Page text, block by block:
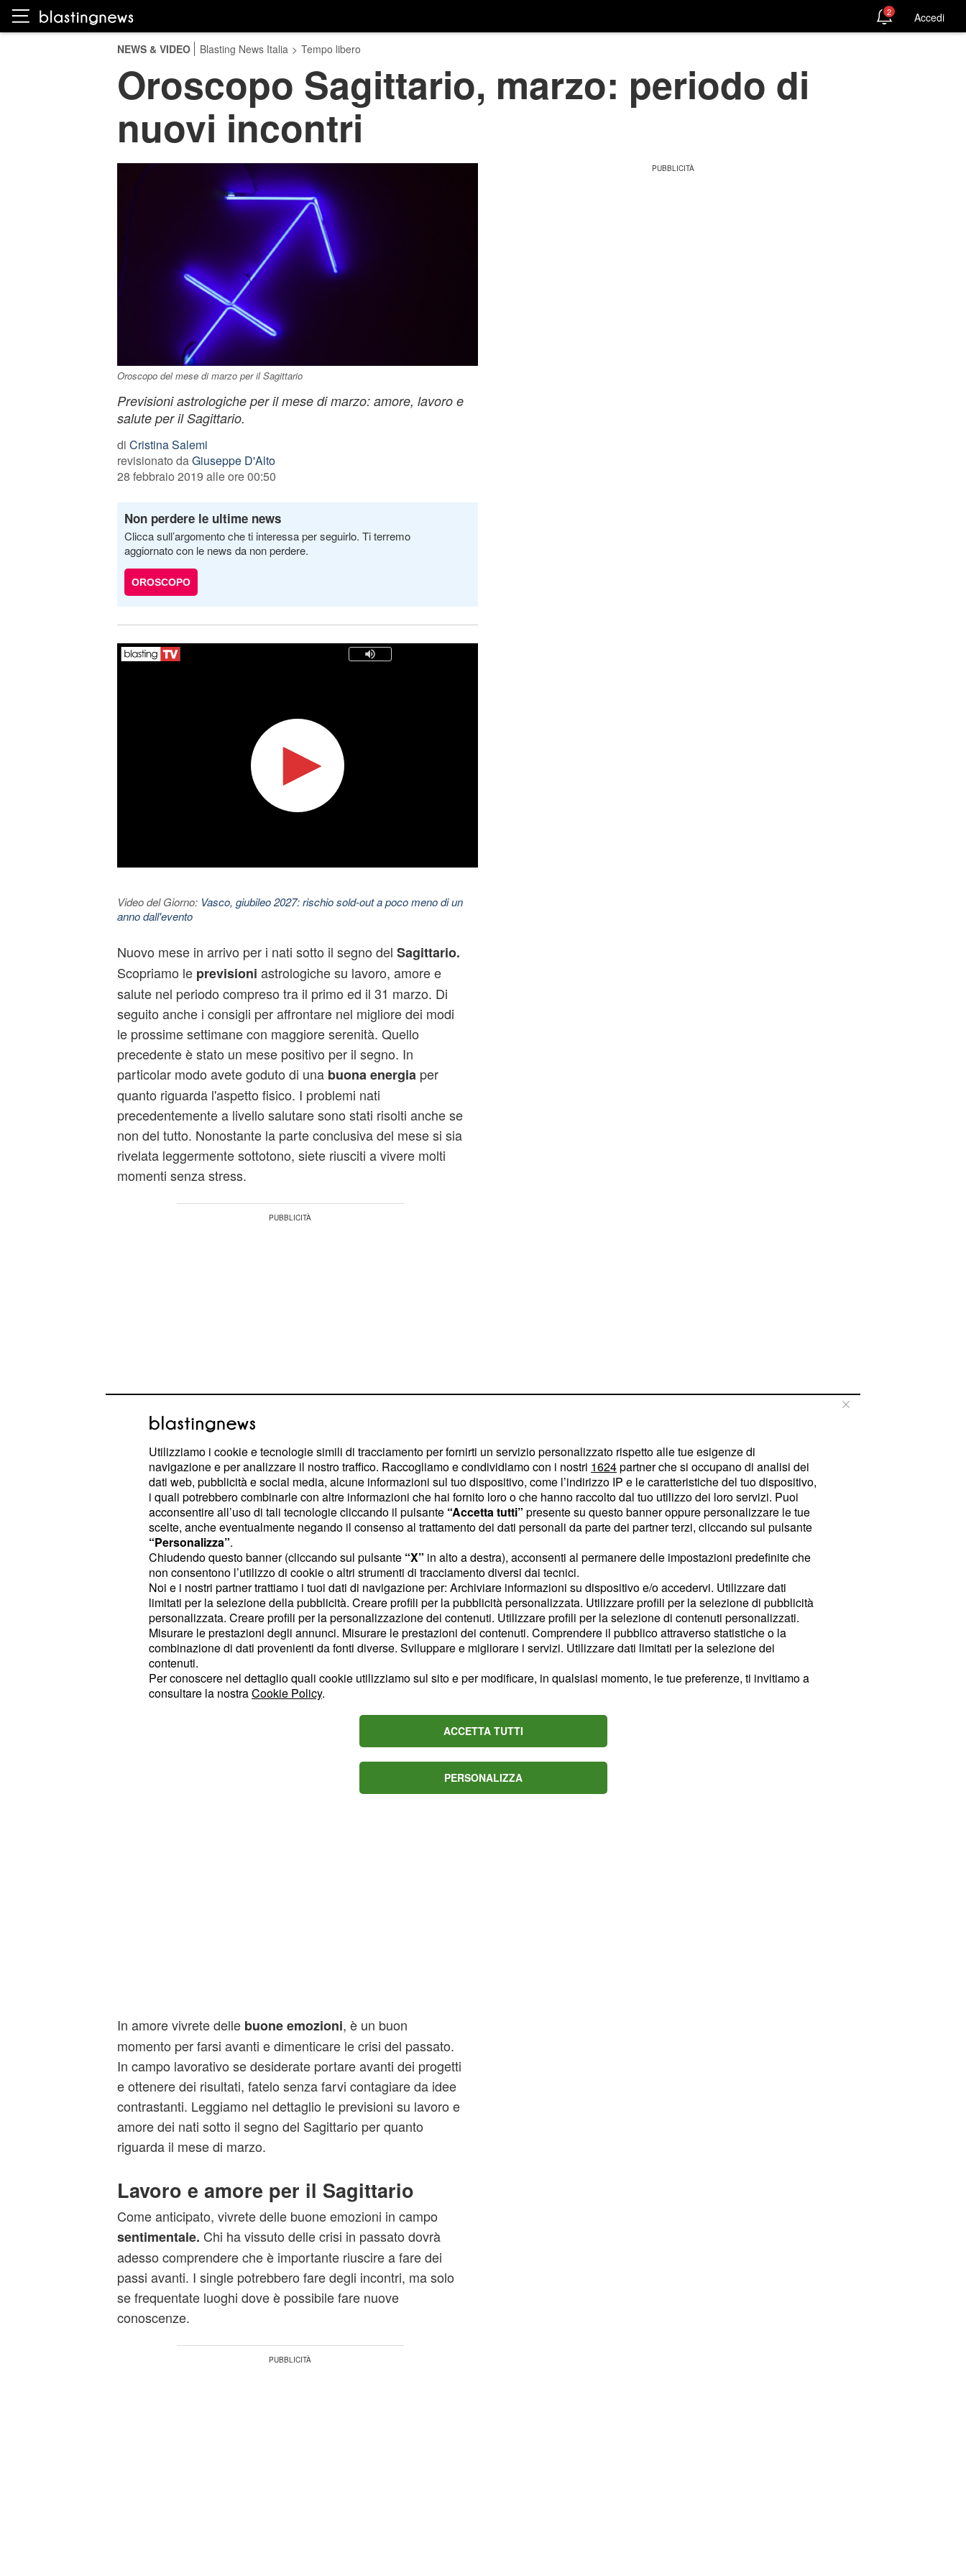
2 Accedi
NEWS & VIDEO Blasting News Italia > Tempo libero
Oroscopo Sagittario, marzo: periodo di
nuovi incontri
Oroscopo del mese di marzo per il Sagittario
Previsioni astrologiche per il mese di marzo: amore, lavoro e
salute per il Sagittario.
di Cristina Salemi
revisionato daGiuseppe D'Alto
28 febbraio 2019 alle ore 00:50
Non perdere le ultime news
Clicca sull’argomento che ti interessa per seguirlo. Ti terremo
aggiornato con le news da non perdere.
OROSCOPO
Video del Giorno: Vasco, giubileo 2027: rischio sold-out a poco meno di un
anno dall'evento
Nuovo mese in arrivo per i nati sotto il segno del Sagittario.
Scopriamo le previsioni astrologiche su lavoro, amore e
salute nel periodo compreso tra il primo ed il 31 marzo. Di
seguito anche i consigli per affrontare nel migliore dei modi
le prossime settimane con maggiore serenità. Quello
precedente è stato un mese positivo per il segno. In
particolar modo avete goduto di una buona energia per
quanto riguarda l'aspetto fisico. I problemi nati
precedentemente a livello salutare sono stati risolti anche se
non del tutto. Nonostante la parte conclusiva del mese si sia
rivelata leggermente sottotono, siete riusciti a vivere molti
momenti senza stress.
In campo sentimentalenon sono mancate soluzioni a
problemi legati a crisi che duravano da tempo: non è stato
semplice effettuare delle scelte. In campo lavorativo avete
vissuto dei momenti di tensione e agitazione a causa di
alcune situazioni che tardano a giungere a termine. Non
sono comunque mancate soddisfazioni.
In questo nuovo mese dell'anno letensioni lavorative
potrebbero proseguire. Alcuni problemi saranno comunque
superabili con il concludersi del mese. Non mancherà
stanchezza, anche nella prima parte del periodo, quando
potrebbero esserci dei lievi disturbi alivello salutare. È
importante che non disperdiate troppe energie perché
anche nel mese di aprile potreste affrontare delle giornate
In amore vivrete delle buone emozioni, è un buon
momento per farsi avanti e dimenticare le crisi del passato.
In campo lavorativo se desiderate portare avanti dei progetti
e ottenere dei risultati, fatelo senza farvi contagiare da idee
contrastanti. Leggiamo nel dettaglio le previsioni su lavoro e
amore dei nati sotto il segno del Sagittario per quanto
riguarda il mese di marzo.
Lavoro e amore per il Sagittario
Come anticipato, vivrete delle buone emozioni in campo
sentimentale. Chi ha vissuto delle crisi in passato dovrà
adesso comprendere che è importante riuscire a fare dei
passi avanti. I single potrebbero fare degli incontri, ma solo
se frequentate luoghi dove è possibile fare nuove
conoscenze.
Utilizziamo i cookie e tecnologie simili di tracciamento per fornirti un servizio personalizzato rispetto alle tue esigenze di
navigazione e per analizzare il nostro traffico. Raccogliamo e condividiamo con i nostri 1624partner che si occupano di analisi dei
dati web, pubblicità e social media, alcune informazioni sul tuo dispositivo, come l’indirizzo IP e le caratteristiche del tuo dispositivo,
i quali potrebbero combinarle con altre informazioni che hai fornito loro o che hanno raccolto dal tuo utilizzo dei loro servizi. Puoi
acconsentire all’uso di tali tecnologie cliccando il pulsante “Accetta tutti” presente su questo banner oppure personalizzare le tue
scelte, anche eventualmente negando il consenso al trattamento dei dati personali da parte dei partner terzi, cliccando sul pulsante
“Personalizza”.
Chiudendo questo banner (cliccando sul pulsante “X” in alto a destra), acconsenti al permanere delle impostazioni predefinite che
non consentono l’utilizzo di cookie o altri strumenti di tracciamento diversi dai tecnici.
Noi e i nostri partner trattiamo i tuoi dati di navigazione per: Archiviare informazioni su dispositivo e/o accedervi. Utilizzare dati
limitati per la selezione della pubblicità. Creare profili per la pubblicità personalizzata. Utilizzare profili per la selezione di pubblicità
personalizzata. Creare profili per la personalizzazione dei contenuti. Utilizzare profili per la selezione di contenuti personalizzati.
Misurare le prestazioni degli annunci. Misurare le prestazioni dei contenuti. Comprendere il pubblico attraverso statistiche o la
combinazione di dati provenienti da fonti diverse. Sviluppare e migliorare i servizi. Utilizzare dati limitati per la selezione dei
contenuti.
Per conoscere nel dettaglio quali cookie utilizziamo sul sito e per modificare, in qualsiasi momento, le tue preferenze, ti invitiamo a
consultare la nostraCookie Policy.
ACCETTA TUTTI
PERSONALIZZA